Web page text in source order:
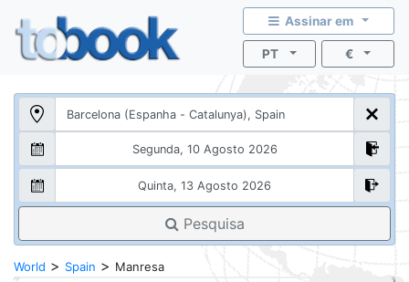
Assinar em
PT €
Pesquisa
World > Spain > Manresa